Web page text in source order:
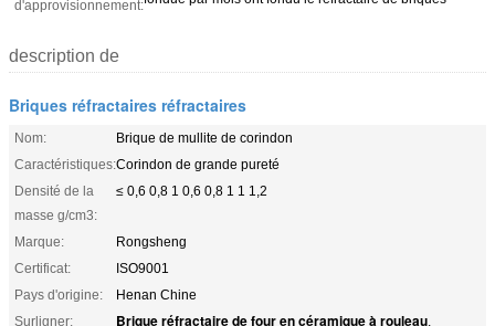
d'approvisionnement:
description de
Briques réfractaires réfractaires
Nom:
Brique de mullite de corindon
Caractéristiques:Corindon de grande pureté
Densité de la
masse g/cm3:
≤ 0,6 0,8 1 0,6 0,8 1 1 1,2
Marque:
Rongsheng
Certificat:
ISO9001
Pays d'origine:
Henan Chine
Surligner:
Brique réfractaire de four en céramique à rouleau,